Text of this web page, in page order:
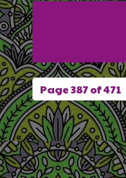
Page 387 of 471